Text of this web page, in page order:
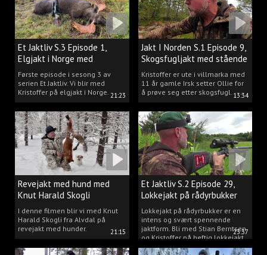
21:23
Et Jaktliv S.3 Episode 1,
Elgjakt i Norge med
Kristoffer Clausen
Første episode i sesong 3 av
serien Et Jaktliv. Vi blir med
Kristoffer på elgjakt i Norge.
13:34
Jakt I Norden S.1 Episode 9,
Skogsfugljakt med stående
hund.
Kristoffer er ute i villmarka med
11 år gamle Irsk setter Ollie for
å prøve seg etter skogsfugl.
21:15
Revejakt med hund med
Knut Harald Skogli
I denne filmen blir vi med Knut
Harald Skogli fra Alvdal på
revejakt med hunder.
23:37
Et Jaktliv S.2 Episode 29,
Lokkejakt på rådyrbukker
med Stian og Kristoffer
Lokkejakt på rådyrbukker er en
intens og svært spennende
jaktform. Bli med Stian Berntsen
og Kristoffer på heftig lokkejakt.